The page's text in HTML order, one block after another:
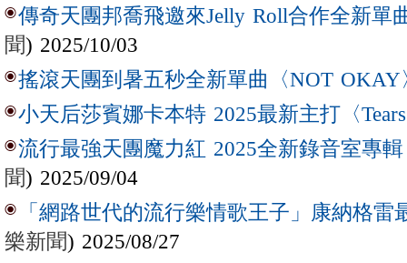
傳奇天團邦喬飛邀來Jelly Roll合作全新單
聞) 2025/10/03
搖滾天團到暑五秒全新單曲〈NOT OKAY
小天后莎賓娜卡本特 2025最新主打〈
流行最強天團魔力紅 2025全新錄音室專
聞) 2025/09/04
「網路世代的流行樂情歌王子」康納格雷
樂新聞) 2025/08/27